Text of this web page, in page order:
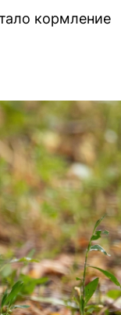
кормление